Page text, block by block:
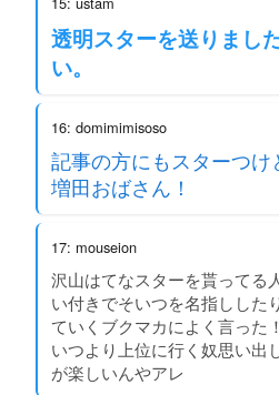
透明スターを送りまし
い。
16: domimimisoso
記事の方にもスターつ
増田おばさん！
17: mouseion
沢山はてなスターを貰ってる
い付きでそいつを名指しした
ていくブクマカによく言った
いつより上位に行く奴思い出
が楽しいんやアレ